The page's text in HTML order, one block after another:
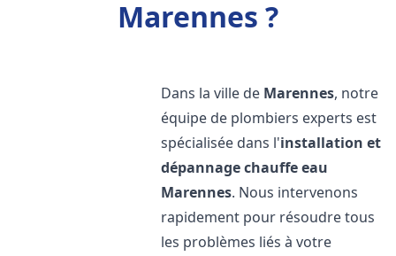
Marennes ?
Dans la ville de Marennes, notre
équipe de plombiers experts est
spécialisée dans l'installation et
dépannage chauffe eau
Marennes. Nous intervenons
rapidement pour résoudre tous
les problèmes liés à votre